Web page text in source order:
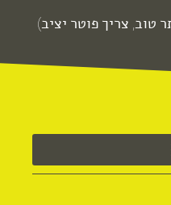
טוב, צריך פוטר יציב)